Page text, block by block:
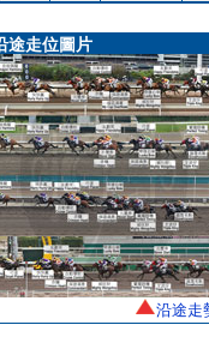
途走位圖片
沿途走